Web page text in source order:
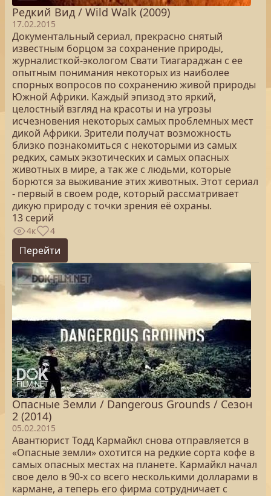
Редкий Вид / Wild Walk (2009)
17.02.2015
Документальный сериал, прекрасно снятый
известным борцом за сохранение природы,
журналисткой-экологом Свати Тиагараджан с ее
опытным понимания некоторых из наиболее
спорных вопросов по сохранению живой природы
Южной Африки. Каждый эпизод это яркий,
целостный взгляд на красоты и на угрозы
исчезновения некоторых самых проблемных мест
дикой Африки. Зрители получат возможность
близко познакомиться с некоторыми из самых
редких, самых экзотических и самых опасных
животных в мире, а так же с людьми, которые
борются за выживание этих животных. Этот сериал
- первый в своем роде, который рассматривает
дикую природу с точки зрения её охраны.
13 серий
4к 4
Перейти
Опасные Земли / Dangerous Grounds / Сезон
2 (2014)
05.02.2015
Авантюрист Тодд Кармайкл снова отправляется в
«Опасные земли» охотится на редкие сорта кофе в
самых опасных местах на планете. Кармайкл начал
свое дело в 90-х со всего несколькими долларами в
кармане, а теперь его фирма сотрудничает с